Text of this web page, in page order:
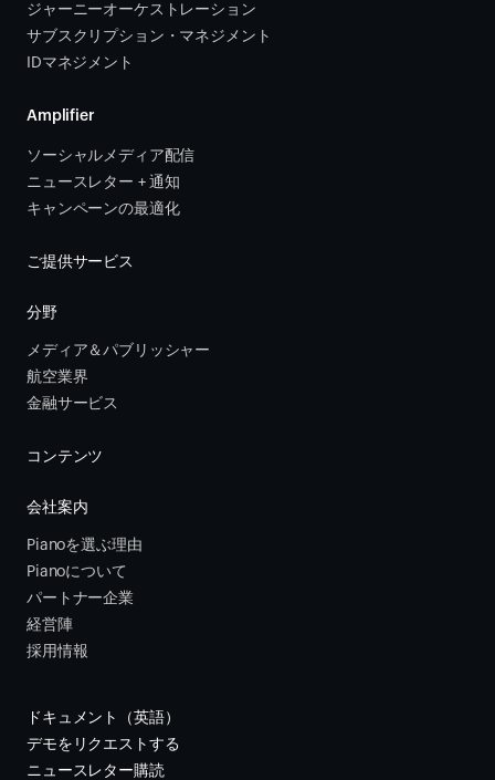
ジャーニーオーケストレーション
サブスクリプション・マネジメント
IDマネジメント
Amplifier
ソーシャルメディア配信
ニュースレター + 通知
キャンペーンの最適化
ご提供サービス
分野
メディア＆パブリッシャー
航空業界
金融サービス
コンテンツ
会社案内
Pianoを選ぶ理由
Pianoについて
パートナー企業
経営陣
採用情報
ドキュメント（英語）
デモをリクエストする
ニュースレター購読